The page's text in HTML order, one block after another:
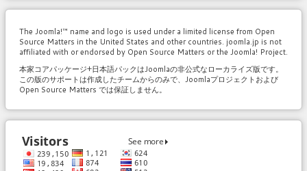
The Joomla!™ name and logo is used under a limited license from Open
Source Matters in the United States and other countries. joomla.jp is not
affiliated with or endorsed by Open Source Matters or the Joomla! Project.
本家コアパッケージ+日本語パックはJoomlaの非公式なローカライズ版です。
この版のサポートは作成したチームからのみで、Joomlaプロジェクトおよび
Open Source Matters では保証しません。